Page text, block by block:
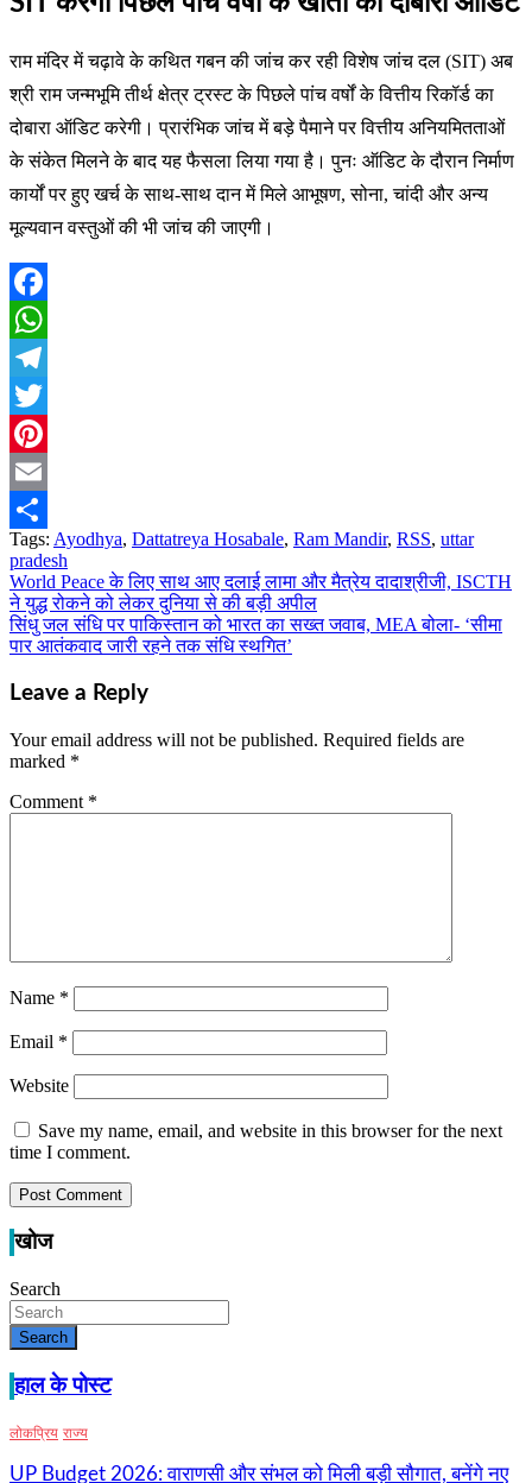
राम मंदिर में चढ़ावे के कथित गबन की जांच कर रही विशेष जांच दल (SIT) अब
श्री राम जन्मभूमि तीर्थ क्षेत्र ट्रस्ट के पिछले पांच वर्षों के वित्तीय रिकॉर्ड का
दोबारा ऑडिट करेगी। प्रारंभिक जांच में बड़े पैमाने पर वित्तीय अनियमितताओं
के संकेत मिलने के बाद यह फैसला लिया गया है। पुनः ऑडिट के दौरान निर्माण
कार्यों पर हुए खर्च के साथ-साथ दान में मिले आभूषण, सोना, चांदी और अन्य
मूल्यवान वस्तुओं की भी जांच की जाएगी।
Facebook
WhatsApp
Telegram
Twitter
Pinterest
Email
Share
Tags: Ayodhya, Dattatreya Hosabale, Ram Mandir, RSS, uttar
pradesh
Post
navigation
World Peace के लिए साथ आए दलाई लामा और मैत्रेय दादाश्रीजी, ISCTH
ने युद्ध रोकने को लेकर दुनिया से की बड़ी अपील
सिंधु जल संधि पर पाकिस्तान को भारत का सख्त जवाब, MEA बोला- ‘सीमा
पार आतंकवाद जारी रहने तक संधि स्थगित’
Leave a Reply
Your email address will not be published. Required fields are
marked *
Comment *
Name *
Email *
Website
Save my name, email, and website in this browser for the next
time I comment.
खोज
Search
Search
हाल के पोस्ट
लोकप्रिय राज्य
UP Budget 2026: वाराणसी और संभल को मिली बड़ी सौगात, बनेंगे नए